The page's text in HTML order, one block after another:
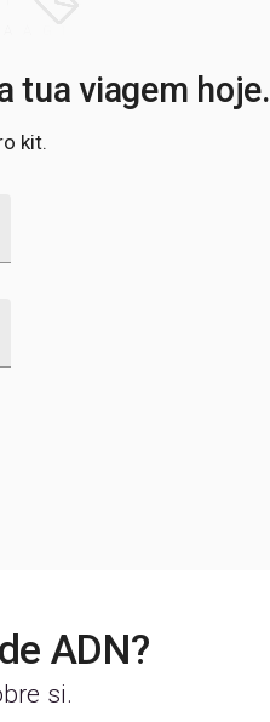
tua viagem hoje.
kit.
ADN?
si.